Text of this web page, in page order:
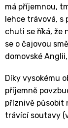
má příjemnou,
lehce trávová,
chuti se říká, že
se o čajovou
domovské
Díky vysokému
příjemně
příznivě působit
trávící soutavy